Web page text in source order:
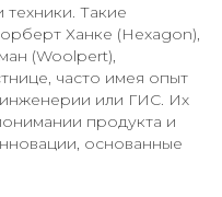
Такие
Ханке (Hexagon),
(Woolpert),
часто имея опыт
или ГИС. Их
продукта и
основанные